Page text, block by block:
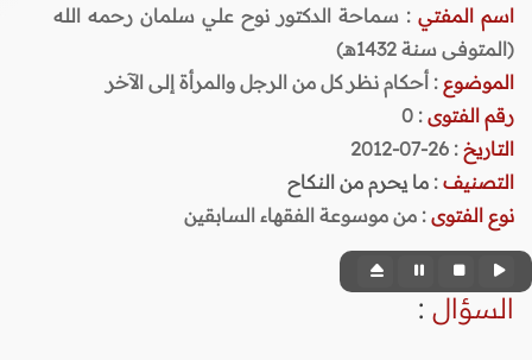
اسم المفتي : سماحة الدكتور نوح علي سلمان رحمه الله
(المتوفى سنة 1432هـ)
الموضوع : أحكام نظر كل من الرجل والمرأة إلى الآخر
رقم الفتوى :
0
التاريخ : 26-07-2012
التصنيف : ما يحرم من النكاح
نوع الفتوى : من موسوعة الفقهاء السابقين
السؤال :